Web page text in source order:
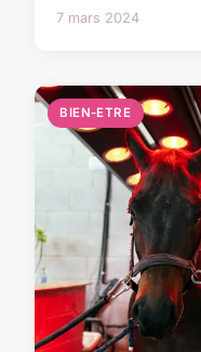
7 mars 2024
BIEN-ETRE